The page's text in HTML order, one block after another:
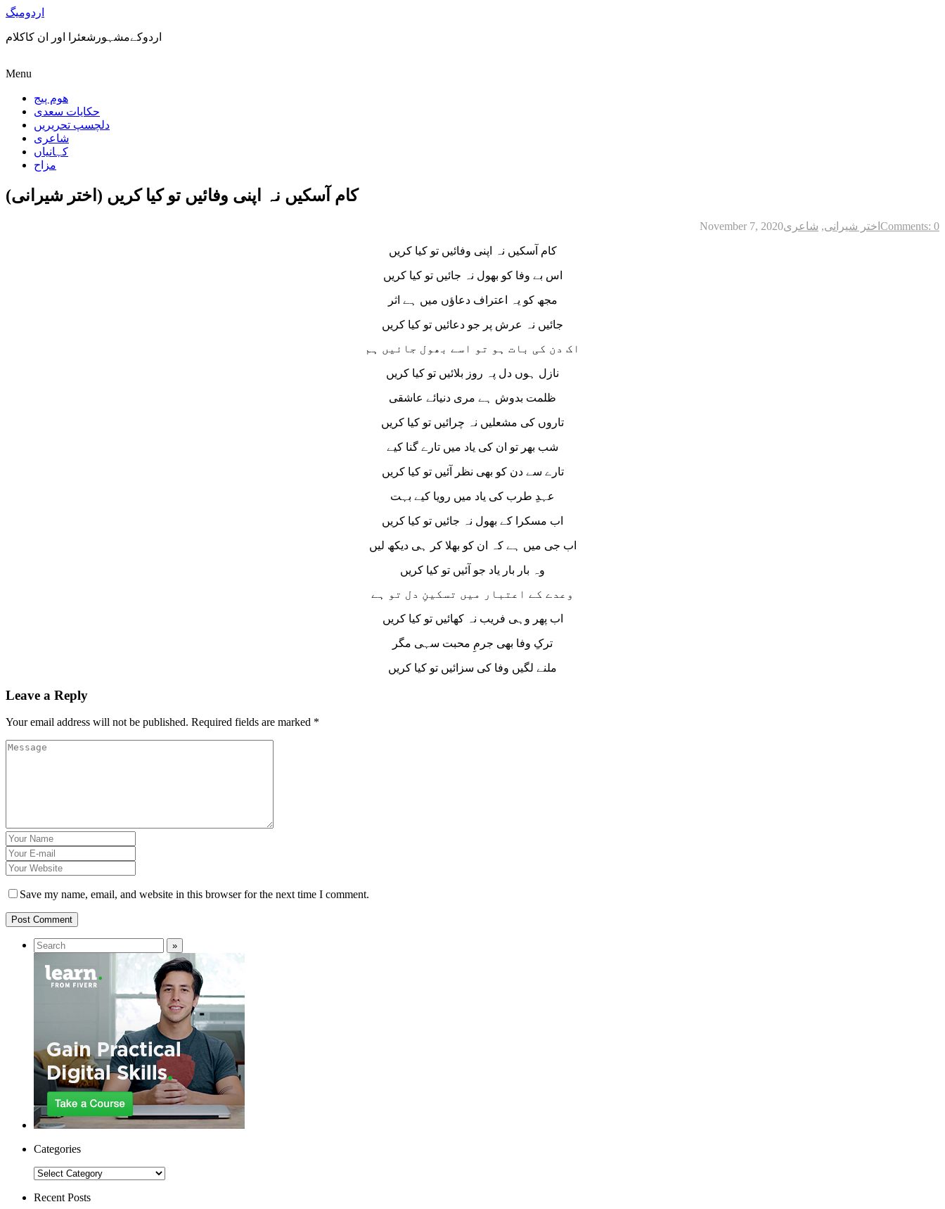
اردومیگ
اردوکےمشہورشعئرا اور ان کاکلام
Menu
ھوم پیج
حکایات سعدی
دلچسپ تحریریں
شاعری
کہانیاں
مزاح
کام آسکیں نہ اپنی وفائیں تو کیا کریں (اختر شیرانی)
November 7, 2020 اختر شیرانی, شاعری Comments: 0
کام آسکیں نہ اپنی وفائیں تو کیا کریں
اس بے وفا کو بھول نہ جائیں تو کیا کریں
مجھ کو یہ اعتراف دعاؤں میں ہے اثر
جائیں نہ عرش پر جو دعائیں تو کیا کریں
اک دن کی بات ہو تو اسے بھول جائیں ہم
نازل ہوں دل پہ روز بلائیں تو کیا کریں
ظلمت بدوش ہے مری دنیائے عاشقی
تاروں کی مشعلیں نہ چرائیں تو کیا کریں
شب بھر تو ان کی یاد میں تارے گنا کیے
تارے سے دن کو بھی نظر آئیں تو کیا کریں
عہدِ طرب کی یاد میں رویا کیے بہت
اب مسکرا کے بھول نہ جائیں تو کیا کریں
اب جی میں ہے کہ ان کو بھلا کر ہی دیکھ لیں
وہ بار بار یاد جو آئیں تو کیا کریں
وعدے کے اعتبار میں تسکینِ دل تو ہے
اب پھر وہی فریب نہ کھائیں تو کیا کریں
ترکِ وفا بھی جرمِ محبت سہی مگر
ملنے لگیں وفا کی سزائیں تو کیا کریں
Leave a Reply
Your email address will not be published. Required fields are marked *
Save my name, email, and website in this browser for the next time I comment.
Categories
Categories
Recent Posts